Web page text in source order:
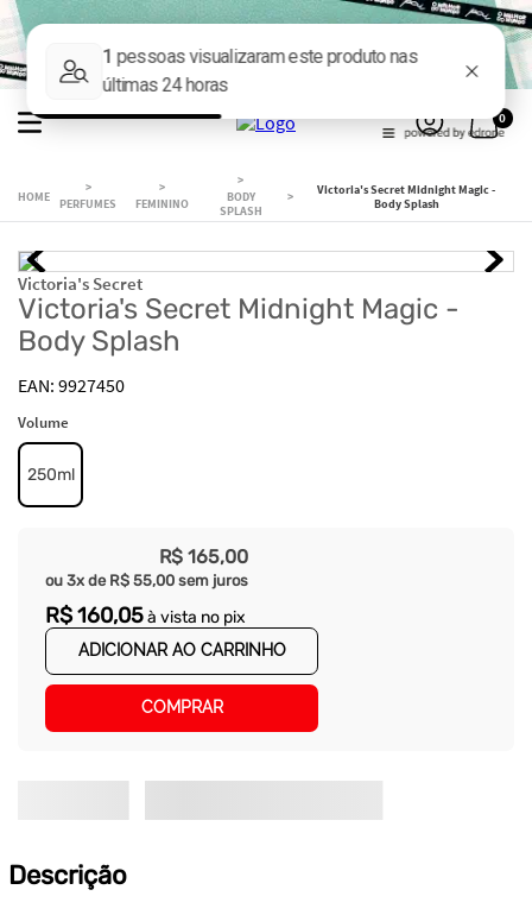
0
PERFUMES FEMININO
BODY
SPLASH
Victoria's Secret Midnight Magic -
Body Splash
Victoria's Secret
Victoria's Secret Midnight Magic -
Body Splash
9927450
Volume
250ml
R$ 165,00
ou 3x de R$ 55,00 sem juros
R$160,05à vista no pix
ADICIONAR AO CARRINHO
COMPRAR
Descrição